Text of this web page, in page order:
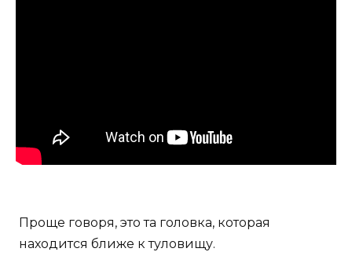
Проще говоря, это та головка, которая
находится ближе к туловищу.